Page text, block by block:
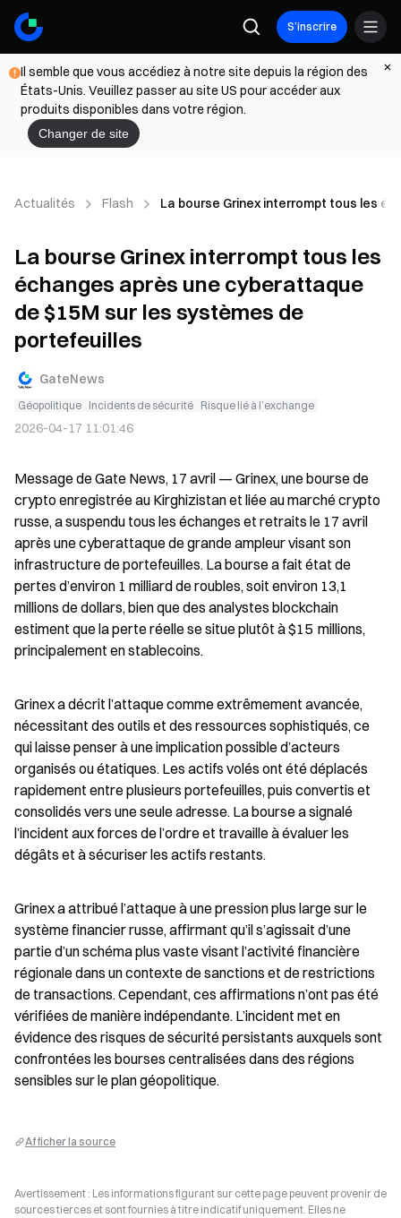
S’inscrire
Il semble que vous accédiez à notre site depuis la région des
États-Unis. Veuillez passer au site US pour accéder aux
produits disponibles dans votre région.
Changer de site
Actualités Flash La bourse Grinex interrompt tous les
La bourse Grinex interrompt tous les
échanges après une cyberattaque
de $15M sur les systèmes de
portefeuilles
GateNews
Géopolitique Incidents de sécurité Risque lié à l’exchange
2026-04-17 11:01:46
Message de Gate News, 17 avril — Grinex, une bourse de
crypto enregistrée au Kirghizistan et liée au marché crypto
russe, a suspendu tous les échanges et retraits le 17 avril
après une cyberattaque de grande ampleur visant son
infrastructure de portefeuilles. La bourse a fait état de
pertes d’environ 1 milliard de roubles, soit environ 13,1
millions de dollars, bien que des analystes blockchain
estiment que la perte réelle se situe plutôt à $15  millions,
principalement en stablecoins.
Grinex a décrit l’attaque comme extrêmement avancée,
nécessitant des outils et des ressources sophistiqués, ce
qui laisse penser à une implication possible d’acteurs
organisés ou étatiques. Les actifs volés ont été déplacés
rapidement entre plusieurs portefeuilles, puis convertis et
consolidés vers une seule adresse. La bourse a signalé
l’incident aux forces de l’ordre et travaille à évaluer les
dégâts et à sécuriser les actifs restants.
Grinex a attribué l’attaque à une pression plus large sur le
système financier russe, affirmant qu’il s’agissait d’une
partie d’un schéma plus vaste visant l’activité financière
régionale dans un contexte de sanctions et de restrictions
de transactions. Cependant, ces affirmations n’ont pas été
vérifiées de manière indépendante. L’incident met en
évidence des risques de sécurité persistants auxquels sont
confrontées les bourses centralisées dans des régions
sensibles sur le plan géopolitique.
Afficher la source
Avertissement : Les informations figurant sur cette page peuvent provenir de
sources tierces et sont fournies à titre indicatif uniquement. Elles ne